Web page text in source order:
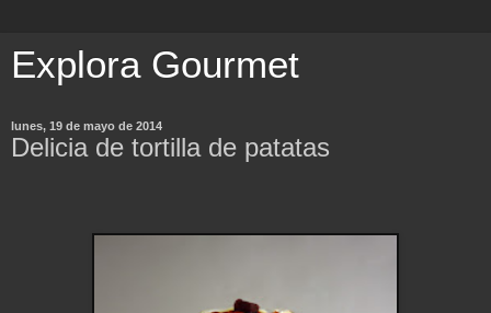
Explora Gourmet
lunes, 19 de mayo de 2014
Delicia de tortilla de patatas